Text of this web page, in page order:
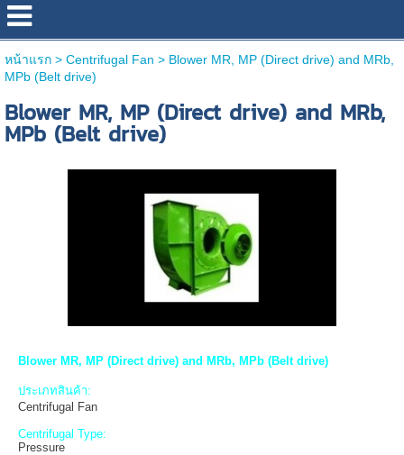
หน้าแรก> Centrifugal Fan > Blower MR, MP (Direct drive) and MRb,
MPb (Belt drive)
Blower MR, MP (Direct drive) and MRb,
MPb (Belt drive)
Blower MR, MP (Direct drive) and MRb, MPb (Belt drive)
ประเภทสินค้า:
Centrifugal Fan
Centrifugal Type:
Pressure